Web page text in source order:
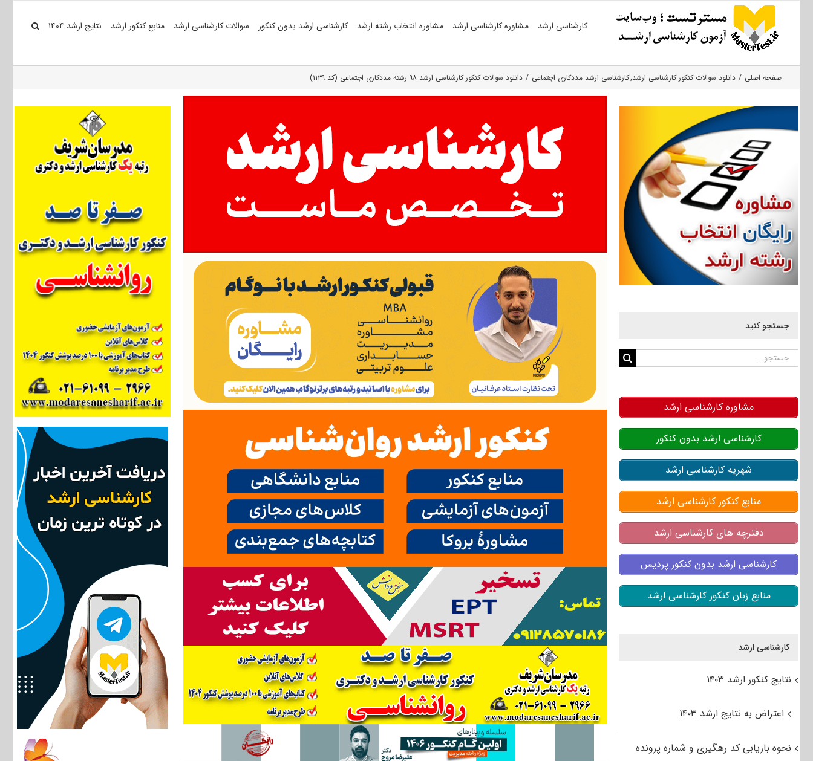
کارشناسی ارشد مشاوره کارشناسی ارشد مشاوره انتخاب رشته ارشد کارشناسی ارشد بدون کنکور سوالات کارشناسی ارشد منابع کنکور ارشد نتایج ارشد ۱۴۰۴
صفحه اصلی دانلود سوالات کنکور کارشناسی ارشد کارشناسی ارشد مددکاری اجتماعی دانلود سوالات کنکور کارشناسی ارشد ۹۸ رشته مددکاری اجتماعی (کد ۱۱۳۹)
جستجو کنید
جستجو
مشاوره کارشناسی ارشد
کارشناسی ارشد بدون کنکور
شهریه کارشناسی ارشد
منابع کنکور کارشناسی ارشد
دفترچه های کارشناسی ارشد
کارشناسی ارشد بدون کنکور پردیس
منابع زبان کنکور کارشناسی ارشد
کارشناسی ارشد
نتایج کنکور ارشد ۱۴۰۳
اعتراض به نتایج ارشد ۱۴۰۳
نحوه بازیابی کد رهگیری و شماره پرونده